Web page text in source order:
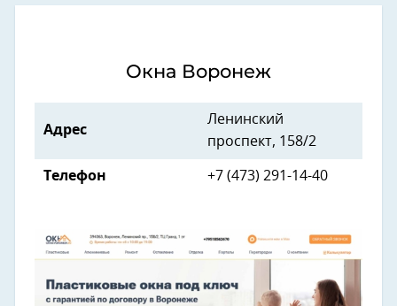
Окна Воронеж
Адрес
Ленинский
проспект, 158/2
Телефон +7 (473) 291-14-40